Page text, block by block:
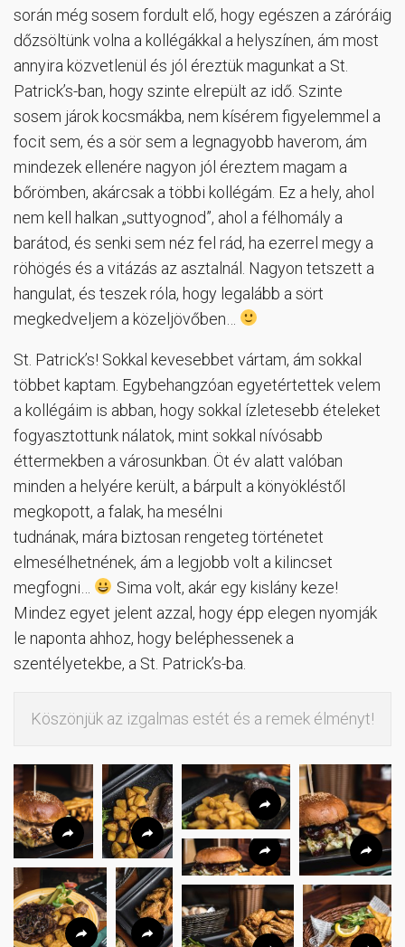
során még sosem fordult elő, hogy egészen a záróráig
dőzsöltünk volna a kollégákkal a helyszínen, ám most
annyira közvetlenül és jól éreztük magunkat a St.
Patrick’s-ban, hogy szinte elrepült az idő. Szinte
sosem járok kocsmákba, nem kísérem figyelemmel a
focit sem, és a sör sem a legnagyobb haverom, ám
mindezek ellenére nagyon jól éreztem magam a
bőrömben, akárcsak a többi kollégám. Ez a hely, ahol
nem kell halkan „suttyognod”, ahol a félhomály a
barátod, és senki sem néz fel rád, ha ezerrel megy a
röhögés és a vitázás az asztalnál. Nagyon tetszett a
hangulat, és teszek róla, hogy legalább a sört
megkedveljem a közeljövőben…
St. Patrick’s! Sokkal kevesebbet vártam, ám sokkal
többet kaptam. Egybehangzóan egyetértettek velem
a kollégáim is abban, hogy sokkal ízletesebb ételeket
fogyasztottunk nálatok, mint sokkal nívósabb
éttermekben a városunkban. Öt év alatt valóban
minden a helyére került, a bárpult a könyökléstől
megkopott, a falak, ha mesélni
tudnának, mára biztosan rengeteg történetet
elmesélhetnének, ám a legjobb volt a kilincset
megfogni…
Sima volt, akár egy kislány keze!
Mindez egyet jelent azzal, hogy épp elegen nyomják
le naponta ahhoz, hogy beléphessenek a
szentélyetekbe, a St. Patrick’s-ba.
Köszönjük az izgalmas estét és a remek élményt!